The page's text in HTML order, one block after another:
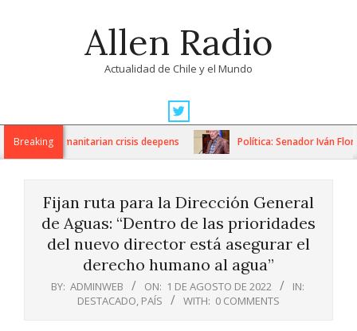
Allen Radio
Actualidad de Chile y el Mundo
Navigation
MenuBreaking
as humanitarian crisis deepens Política: Senador Iván Flores
Fijan ruta para la Dirección General
de Aguas: “Dentro de las prioridades
del nuevo director está asegurar el
derecho humano al agua”
BY: ADMINWEB ON: 1 DE AGOSTO DE 2022
IN:
DESTACADO, PAÍS WITH: 0 COMMENTS